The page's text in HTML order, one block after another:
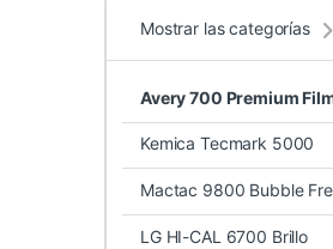
Mostrar las categorías
Avery 700 Premium
Kemica Tecmark 5000
Mactac 9800 Bubble
LG HI-CAL 6700 Brillo